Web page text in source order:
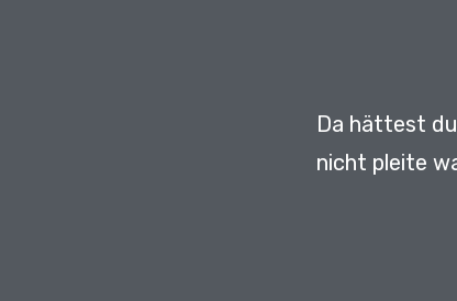
Da hättest
nicht pleite